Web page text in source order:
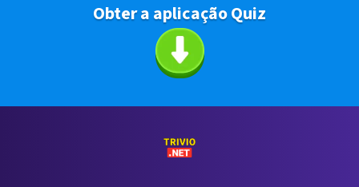
Obter a aplicação Quiz